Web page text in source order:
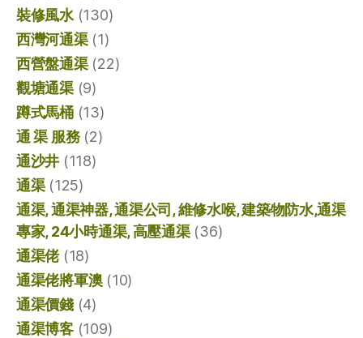
裝修風水(130)
西灣河通渠(1)
西營盤通渠(22)
觀塘通渠(9)
蹲式馬桶(13)
通 渠 服務(2)
通沙井 (118)
通渠(125)
通渠, 通渠神器, 通渠公司, 維修水喉, 建築物防水,通渠
專家, 24小時通渠, 高壓通渠(36)
通渠佬(18)
通渠佬將軍澳(10)
通渠價錢(4)
通渠博客(109)